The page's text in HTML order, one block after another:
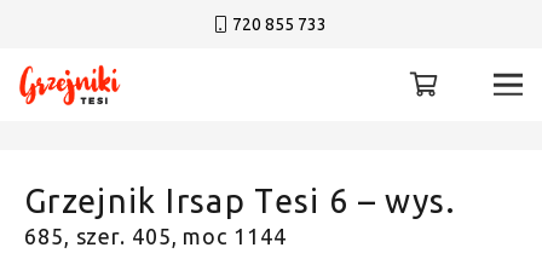
720 855 733
Grzejnik Irsap Tesi 6 – wys.
685, szer. 405, moc 1144